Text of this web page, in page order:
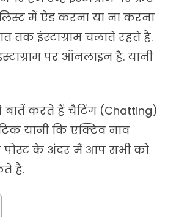
में ऐड करना या ना करना
तक इंस्टाग्राम चलाते रहते है.
पर ऑनलाइन है. यानी
करते हैं चैटिंग (Chatting)
यानी कि एक्टिव नाव
पोस्ट के अंदर मैं आप सभी को
हैं.